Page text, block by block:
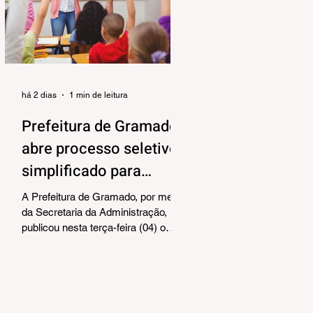
alinhar responsabilidades e
organizar as próximas etapas de
preparação do evento. Também
foram debatidos aspectos
Prefeitura de Gramado
abre processo seletivo
simplificado para
contratação temporária
de professores
A Prefeitura de Gramado, por meio
da Secretaria da Administração,
publicou nesta terça-feira (04) o
há 2 dias 1 min de leitura